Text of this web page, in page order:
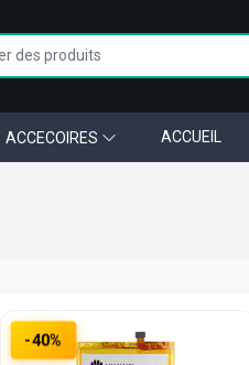
ACCECOIRES ACCUEIL
-40%